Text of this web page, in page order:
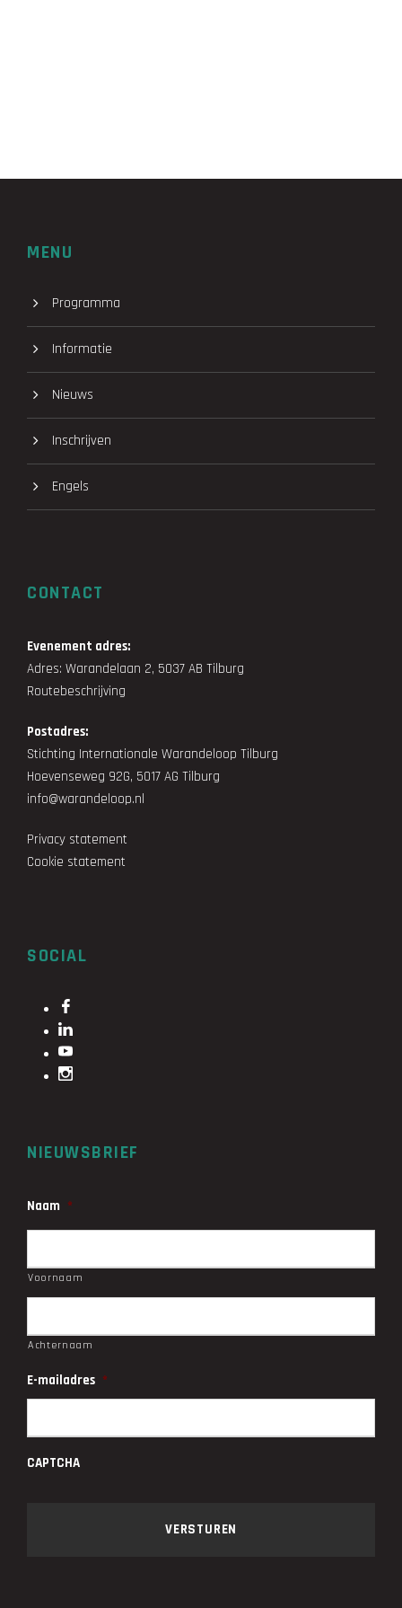
MENU
Programma
Informatie
Nieuws
Inschrijven
Engels
CONTACT
Evenement adres:
Adres: Warandelaan 2, 5037 AB Tilburg
Routebeschrijving
Postadres:
Stichting Internationale Warandeloop Tilburg
Hoevenseweg 92G, 5017 AG Tilburg
info@warandeloop.nl
Privacy statement
Cookie statement
SOCIAL
NIEUWSBRIEF
Naam *
Voornaam
Achternaam
E-mailadres *
CAPTCHA